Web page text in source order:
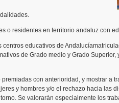
o residentes en territorio andaluz con
educativos de
de Grado medio y Grado
con anterioridad, y mostrar a
y hombres y/o el rechazo hacia las
Se valorarán especialmente los